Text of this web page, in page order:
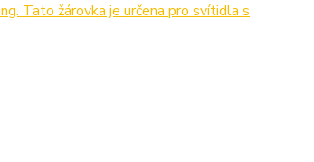
Tato žárovka je určena pro svítidla s